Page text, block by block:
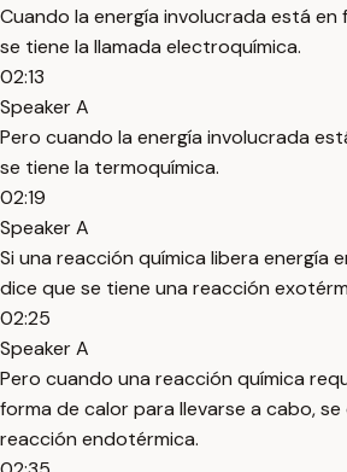
Cuando la energía involucrada está
se tiene la llamada electroquímica.
02:13
Speaker A
Pero cuando la energía involucrada
se tiene la termoquímica.
02:19
Speaker A
Si una reacción química libera energía
dice que se tiene una reacción
02:25
Speaker A
Pero cuando una reacción química
forma de calor para llevarse a cabo,
reacción endotérmica.